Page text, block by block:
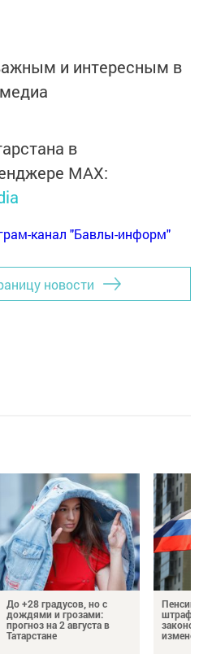
и интересным в
в
MАХ:
канал "Бавлы-информ"
новости
До +28 градусов, но с
дождями и грозами:
прогноз на 2 августа в
Татарстане